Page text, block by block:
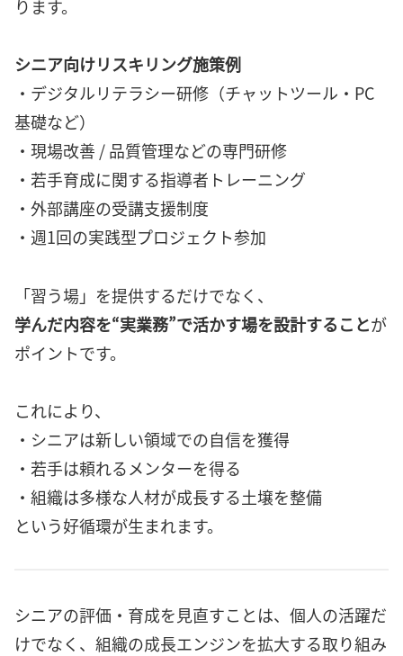
ります。
シニア向けリスキリング施策例
・デジタルリテラシー研修（チャットツール・PC
基礎など）
・現場改善 / 品質管理などの専門研修
・若手育成に関する指導者トレーニング
・外部講座の受講支援制度
・週1回の実践型プロジェクト参加
「習う場」を提供するだけでなく、
学んだ内容を“実業務”で活かす場を設計することが
ポイントです。
これにより、
・シニアは新しい領域での自信を獲得
・若手は頼れるメンターを得る
・組織は多様な人材が成長する土壌を整備
という好循環が生まれます。
シニアの評価・育成を見直すことは、個人の活躍だ
けでなく、組織の成長エンジンを拡大する取り組み